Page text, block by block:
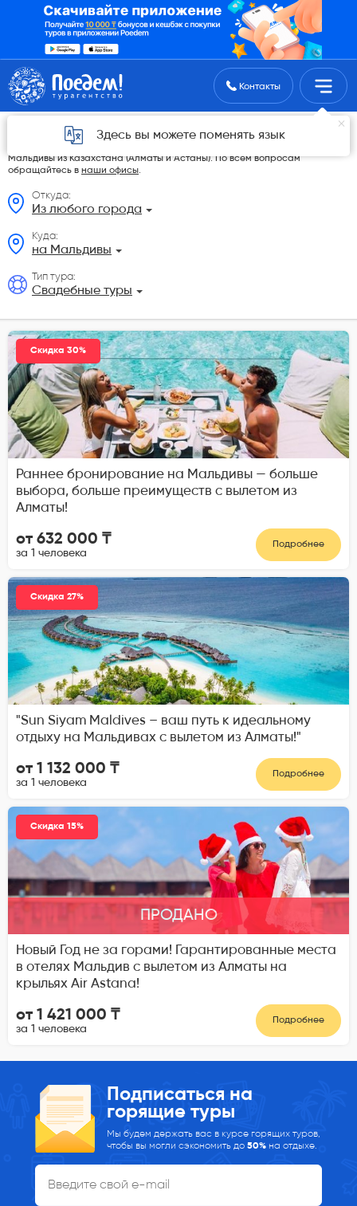
Поиск туровКонтакты
Здесь вы можете поменять язык
Свадебные туры из Казахстана
На данной странице мы разместили самые выгодные Свадебные туры на
Мальдивы из Казахстана (Алматы и Астаны). По всем вопросам
обращайтесь в наши офисы.
Откуда:
Из любого города
Куда:
на Мальдивы
Тип тура:
Свадебные туры
Скидка 30%
Раннее бронирование на Мальдивы — больше
выбора, больше преимуществ с вылетом из
Алматы!
от 632 000 ₸
за 1 человека
Подробнее
Скидка 27%
"Sun Siyam Maldives – ваш путь к идеальному
отдыху на Мальдивах с вылетом из Алматы!"
от 1 132 000 ₸
за 1 человека
Подробнее
Скидка 15%
ПРОДАНО
Новый Год не за горами! Гарантированные места
в отелях Мальдив с вылетом из Алматы на
крыльях Air Astana!
от 1 421 000 ₸
за 1 человека
Подробнее
Подписаться на
горящие туры
Мы будем держать вас в курсе горящих туров,
чтобы вы могли сэкономить до 50% на отдыхе.